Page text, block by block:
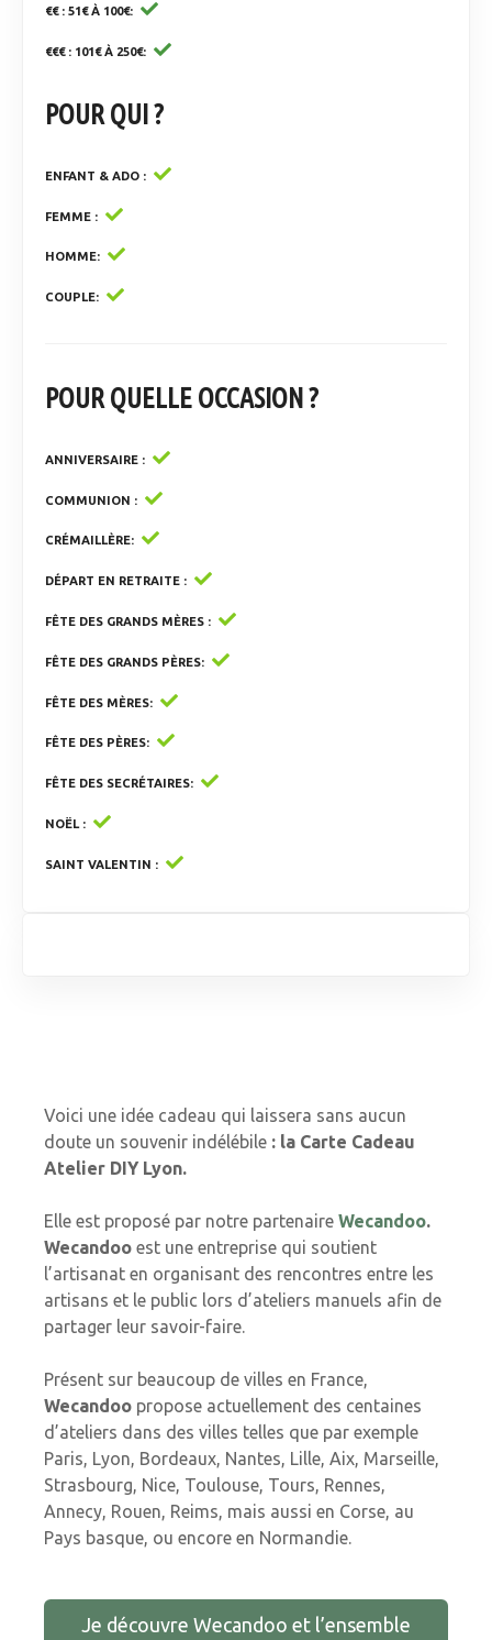
€€ : 51€ À 100€
€€€ : 101€ À 250€
POUR QUI ?
ENFANT & ADO
FEMME
HOMME
COUPLE
POUR QUELLE OCCASION ?
ANNIVERSAIRE
COMMUNION
CRÉMAILLÈRE
DÉPART EN RETRAITE
FÊTE DES GRANDS MÈRES
FÊTE DES GRANDS PÈRES
FÊTE DES MÈRES
FÊTE DES PÈRES
FÊTE DES SECRÉTAIRES
NOËL
SAINT VALENTIN
Voici une idée cadeau qui laissera sans aucun
doute un souvenir indélébile : la Carte Cadeau
Atelier DIY Lyon.
Elle est proposé par notre partenaire Wecandoo.
Wecandoo est une entreprise qui soutient
l’artisanat en organisant des rencontres entre les
artisans et le public lors d’ateliers manuels afin de
partager leur savoir-faire.
Présent sur beaucoup de villes en France,
Wecandoo propose actuellement des centaines
d’ateliers dans des villes telles que par exemple
Paris, Lyon, Bordeaux, Nantes, Lille, Aix, Marseille,
Strasbourg, Nice, Toulouse, Tours, Rennes,
Annecy, Rouen, Reims, mais aussi en Corse, au
Pays basque, ou encore en Normandie.
Je découvre Wecandoo et l’ensemble